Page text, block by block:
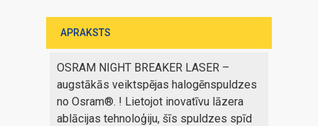
APRAKSTS
OSRAM NIGHT BREAKER LASER –
augstākās veiktspējas halogēnspuldzes
no Osram®. ! Lietojot inovatīvu lāzera
ablācijas tehnoloģiju, šīs spuldzes spīd